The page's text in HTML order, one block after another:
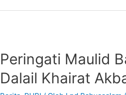
Peringati Maulid
Dalail Khairat